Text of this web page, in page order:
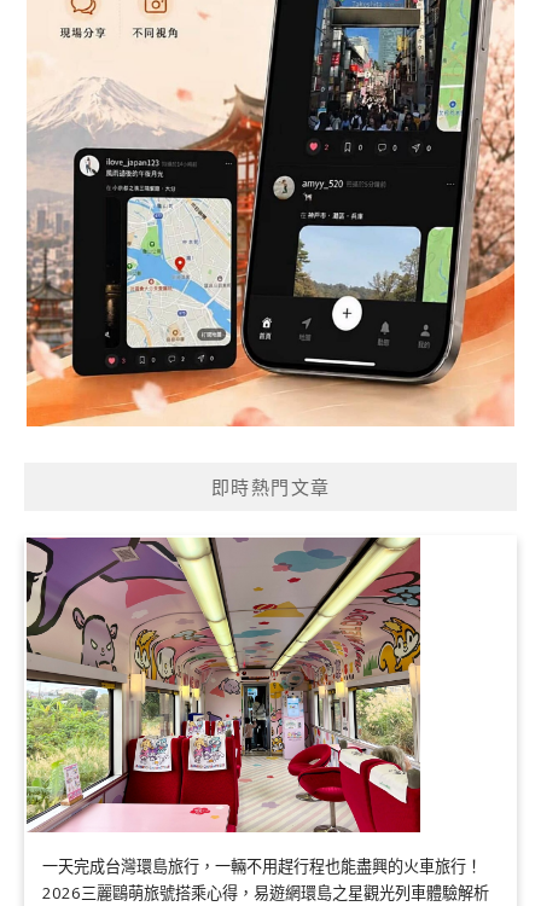
即時熱門文章
一天完成台灣環島旅行，一輛不用趕行程也能盡興的火車旅行！
2026三麗鷗萌旅號搭乘心得，易遊網環島之星觀光列車體驗解析